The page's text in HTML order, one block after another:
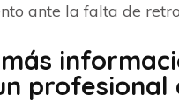
ante la falta de
profesional